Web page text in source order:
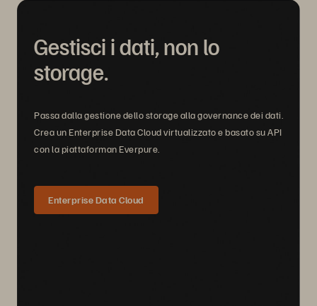
Gestisci i dati, non lo
storage.
Passa dalla gestione dello storage alla governance dei dati.
Crea un Enterprise Data Cloud virtualizzato e basato su API
con la piattaforman Everpure.
Enterprise Data Cloud